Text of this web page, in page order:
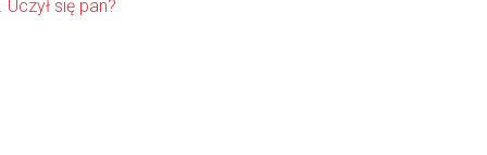
się pan?